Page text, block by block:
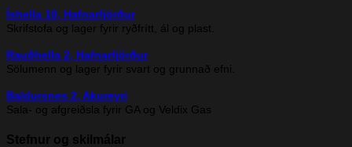
Íshella 10, Hafnarfjörður
Skrifstofa og lager fyrir ryðfrítt, ál og plast.
Rauðhella 2, Hafnarfjörður
Sölumenn og lager fyrir svart og grunnað efni.
Baldursnes 2, Akureyri
Sala- og afgreiðsla fyrir GA og Veldix Gas
Stefnur og skilmálar